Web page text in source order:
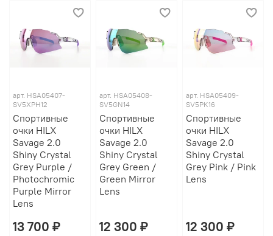
арт. HSA05407-
SV5XPH12
Спортивные
очки HILX
Savage 2.0
Shiny Crystal
Grey Purple /
Photochromic
Purple Mirror
Lens
13 700 ₽
арт. HSA05408-
SV5GN14
Спортивные
очки HILX
Savage 2.0
Shiny Crystal
Grey Green /
Green Mirror
Lens
12 300 ₽
арт. HSA05409-
SV5PK16
Спортивные
очки HILX
Savage 2.0
Shiny Crystal
Grey Pink / Pink
Lens
12 300 ₽